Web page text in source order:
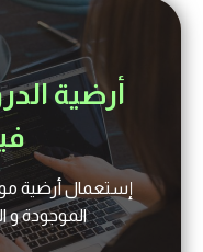
أرضية
إستعمال أرضية
الموجودة و